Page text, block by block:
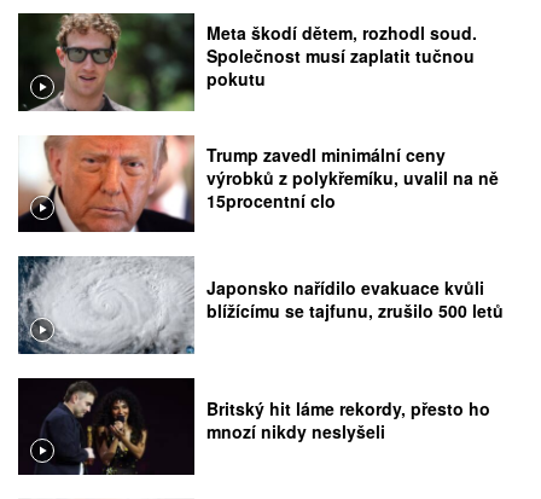
Meta škodí dětem, rozhodl soud.
Společnost musí zaplatit tučnou
pokutu
Trump zavedl minimální ceny
výrobků z polykřemíku, uvalil na ně
15procentní clo
Japonsko nařídilo evakuace kvůli
blížícímu se tajfunu, zrušilo 500 letů
Britský hit láme rekordy, přesto ho
mnozí nikdy neslyšeli